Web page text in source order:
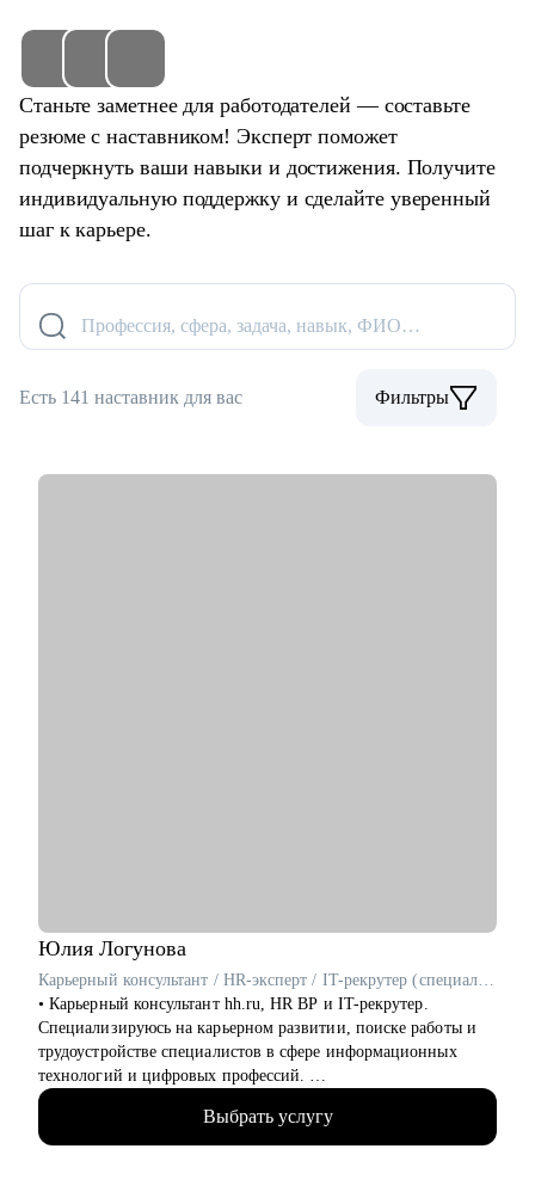
Станьте заметнее для работодателей — составьте
резюме с наставником! Эксперт поможет
подчеркнуть ваши навыки и достижения. Получите
индивидуальную поддержку и сделайте уверенный
шаг к карьере.
Профессия, сфера, задача, навык, ФИО…
Есть 141 наставник для вас Фильтры
Юлия Логунова
Карьерный консультант / HR-эксперт / IT-рекрутер (специалист по подбору персонала в сфере информационных технологий) / Резюмерайтер (специалист по подготовке резюме)
• Карьерный консультант hh.ru, HR BP и IT-рекрутер.
Специализируюсь на карьерном развитии, поиске работы и
трудоустройстве специалистов в сфере информационных
технологий и цифровых профессий.
• Провела более 1000 карьерных консультаций по вопросам
поиска работы, смены профессионального направления, роста
дохода, подготовки резюме и стратегии поиска.
Выбрать услугу